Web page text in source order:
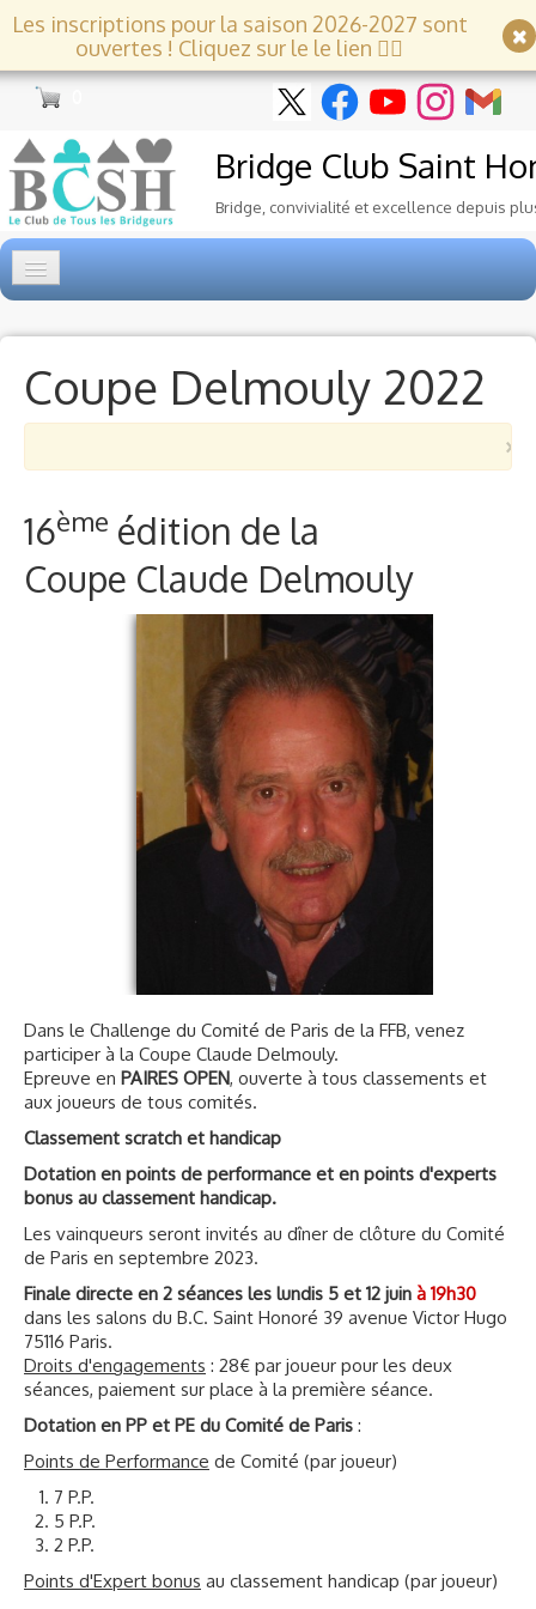
Les inscriptions pour la saison 2026-2027 sont
ouvertes ! Cliquez sur le le lien 👇🏻
Bridge Club Saint
Bridge, convivialité et excellence depuis
Ecole de Bridge▼
Voyages et festivals
Photos ▼
Coupe Delmouly 2022
×
16ème édition de la
Coupe Claude Delmouly
Dans le Challenge du Comité de Paris de la FFB, venez
participer à la Coupe Claude Delmouly.
Epreuve en PAIRES OPEN, ouverte à tous classements et
aux joueurs de tous comités.
Classement scratch et handicap
Dotation en points de performance et en points d'experts
bonus au classement handicap.
Les vainqueurs seront invités au dîner de clôture du Comité
de Paris en septembre 2023.
Finale directe en 2 séances les lundis 5 et 12 juin à 19h30
dans les salons du B.C. Saint Honoré 39 avenue Victor Hugo
75116 Paris.
Droits d'engagements : 28€ par joueur pour les deux
séances, paiement sur place à la première séance.
Dotation en PP et PE du Comité de Paris :
Points de Performance de Comité (par joueur)
7 P.P.
5 P.P.
2 P.P.
Points d'Expert bonus au classement handicap (par joueur)